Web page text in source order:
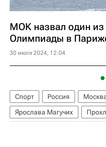
МОК назвал один
Олимпиады в
30 июля 2024, 12:04
Спорт Россия
Ярослава Магучих